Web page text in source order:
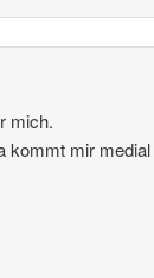
mich.
kommt mir